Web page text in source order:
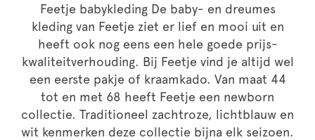
Feetje babykleding De baby- en dreumes
kleding van Feetje ziet er lief en mooi uit en
heeft ook nog eens een hele goede prijs-
kwaliteitverhouding. Bij Feetje vind je altijd wel
een eerste pakje of kraamkado. Van maat 44
tot en met 68 heeft Feetje een newborn
collectie. Traditioneel zachtroze, lichtblauw en
wit kenmerken deze collectie bijna elk seizoen.